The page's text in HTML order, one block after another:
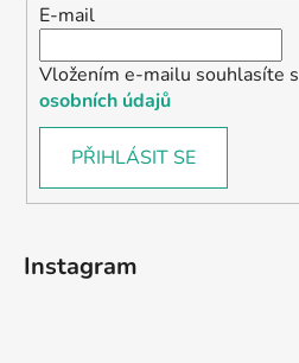
E-mail
Vložením e-mailu souhlasíte s
osobních údajů
PŘIHLÁSIT SE
Instagram